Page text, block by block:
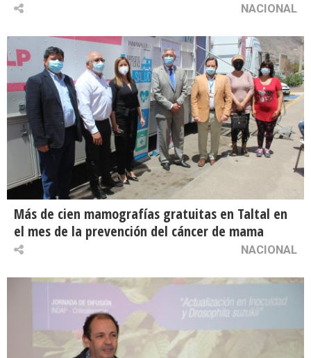
NACIONAL
Más de cien mamografías gratuitas en Taltal en
el mes de la prevención del cáncer de mama
NACIONAL